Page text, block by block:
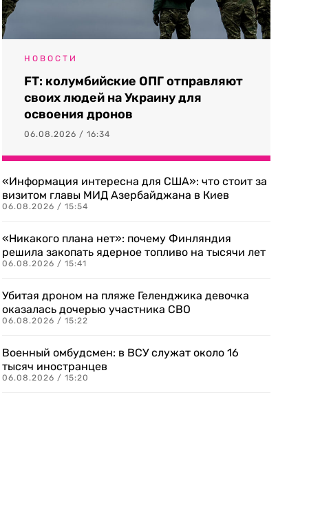
НОВОСТИ
FT: колумбийские ОПГ отправляют
своих людей на Украину для
освоения дронов
06.08.2026 / 16:34
«Информация интересна для США»: что стоит за
визитом главы МИД Азербайджана в Киев
06.08.2026 / 15:54
«Никакого плана нет»: почему Финляндия
решила закопать ядерное топливо на тысячи лет
06.08.2026 / 15:41
Убитая дроном на пляже Геленджика девочка
оказалась дочерью участника СВО
06.08.2026 / 15:22
Военный омбудсмен: в ВСУ служат около 16
тысяч иностранцев
06.08.2026 / 15:20